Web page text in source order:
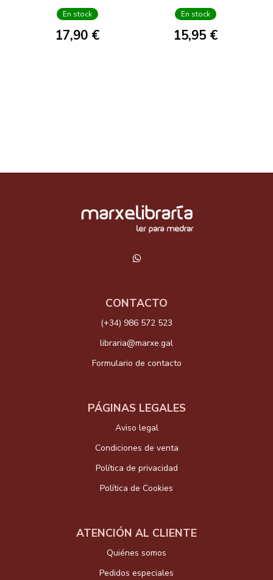
En stock
17,90 €
En stock
15,95 €
CONTACTO
(+34) 986 572 523
libraria@marxe.gal
Formulario de contacto
PÁGINAS LEGALES
Aviso legal
Condiciones de venta
Política de privacidad
Política de Cookies
ATENCIÓN AL CLIENTE
Quiénes somos
Pedidos especiales